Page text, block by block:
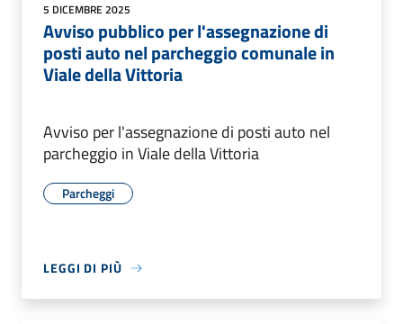
5 DICEMBRE 2025
Avviso pubblico per l'assegnazione di
posti auto nel parcheggio comunale in
Viale della Vittoria
Avviso per l'assegnazione di posti auto nel
parcheggio in Viale della Vittoria
Parcheggi
LEGGI DI PIÙ